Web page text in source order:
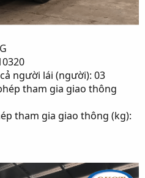
người lái (người): 03
tham gia giao thông
tham gia giao thông (kg):